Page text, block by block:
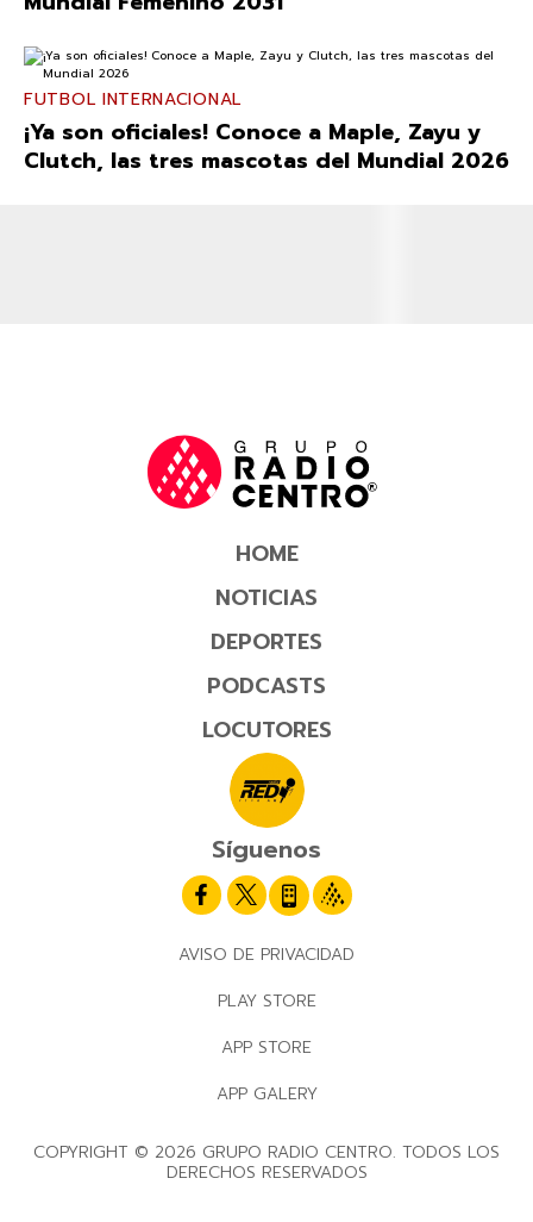
FUTBOL INTERNACIONAL
¡Ya son oficiales! Conoce a Maple, Zayu y
Clutch, las tres mascotas del Mundial 2026
HOME
NOTICIAS
DEPORTES
PODCASTS
LOCUTORES
Síguenos
AVISO DE PRIVACIDAD
PLAY STORE
APP STORE
APP GALERY
COPYRIGHT © 2026 GRUPO RADIO CENTRO. TODOS LOS
DERECHOS RESERVADOS